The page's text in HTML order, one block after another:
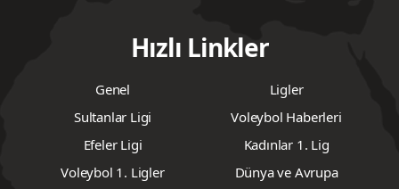
Hızlı Linkler
Genel
Ligler
Sultanlar Ligi
Voleybol Haberleri
Efeler Ligi
Kadınlar 1. Lig
Voleybol 1. Ligler
Dünya ve Avrupa